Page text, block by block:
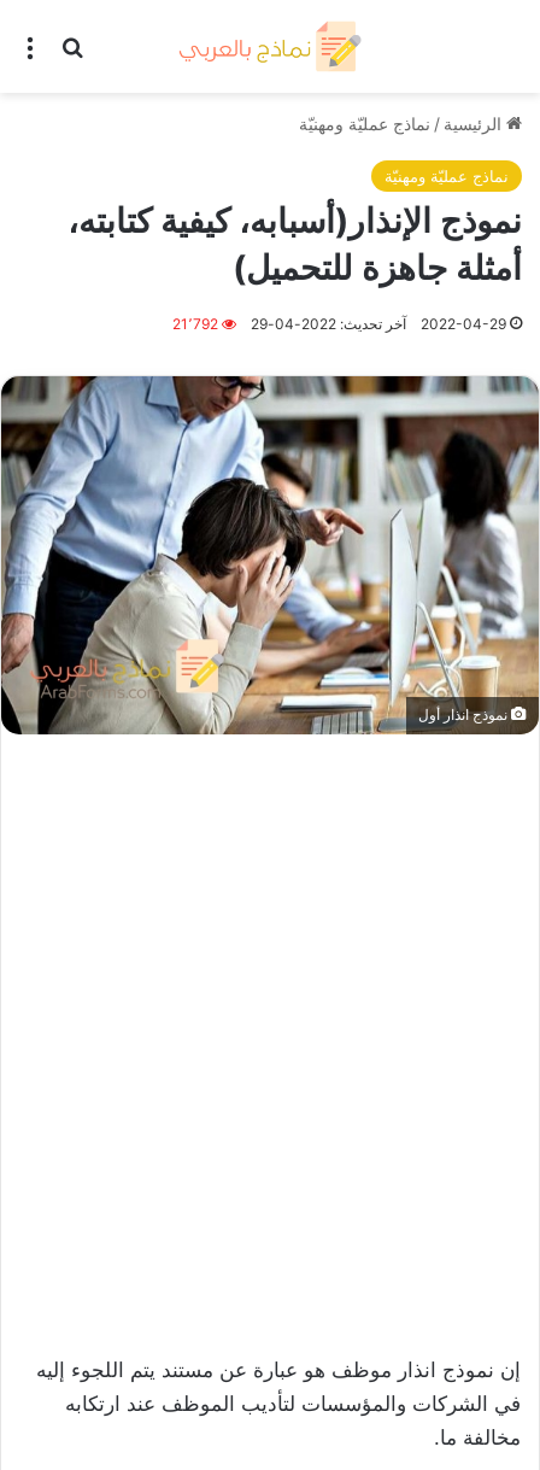
بحث
الرئيسية / نماذج عمليّة ومهنيّة
نماذج عمليّة ومهنيّة
نموذج الإنذار(أسبابه، كيفية كتابته،
أمثلة جاهزة للتحميل)
2022-04-29 آخر تحديث: 2022-04-29 21٬792
نموذج انذار أول
إن نموذج انذار موظف هو عبارة عن مستند يتم اللجوء إليه
في الشركات والمؤسسات لتأديب الموظف عند ارتكابه
مخالفة ما.